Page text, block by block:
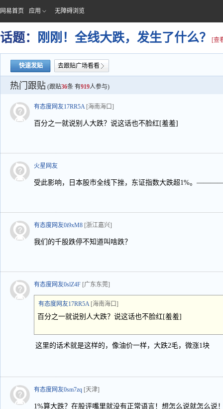
网易首页 应用 无障碍浏览
话题： 刚刚！全线大跌，发生了什么？ [查
快速发贴 去跟贴广场看看
热门跟贴 (跟贴36条 有919人参与)
有态度网友17RR5A [海南海口]
百分之一就说别人大跌？说这话也不脸红[羞羞]
火星网友
受此影响，日本股市全线下挫，东证指数大跌超1%。
有态度网友0i9xM8 [浙江嘉兴]
我们的千股跌停不知道叫啥跌？
有态度网友0slZ4F [广东东莞]
有态度网友17RR5A [海南海口]
百分之一就说别人大跌？说这话也不脸红[羞羞]
这里的话术就是这样的，像油价一样，大跌2毛，微涨1块
有态度网友0sm7zq [天津]
1%算大跌？在股评嘴里就没有正常语言！想怎么说就怎么说